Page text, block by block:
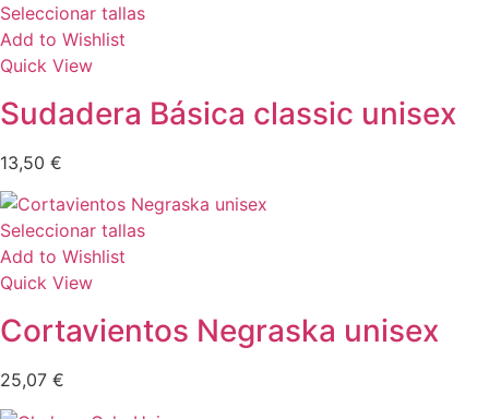
Seleccionar tallas
Add to Wishlist
Quick View
Sudadera Básica classic unisex
13,50 €
Seleccionar tallas
Add to Wishlist
Quick View
Cortavientos Negraska unisex
25,07 €